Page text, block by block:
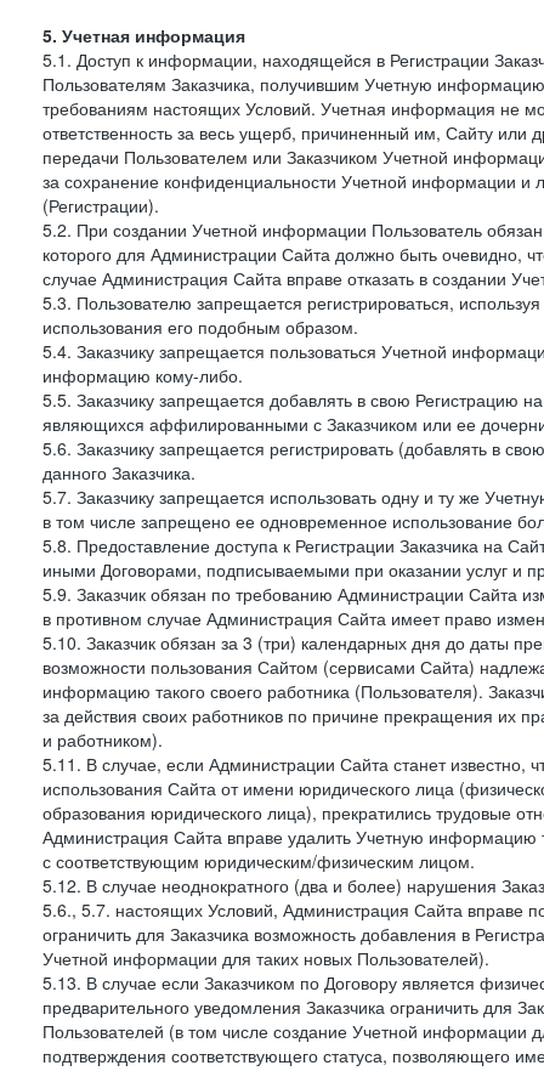
5. Учетная информация
5.1. Доступ к информации, находящейся в Регистрации
Пользователям Заказчика, получившим Учетную
требованиям настоящих Условий. Учетная информация не
ответственность за весь ущерб, причиненный им, Сайту
передачи Пользователем или Заказчиком Учетной
за сохранение конфиденциальности Учетной информации
(Регистрации).
5.2. При создании Учетной информации Пользователь
которого для Администрации Сайта должно быть очевидно,
случае Администрация Сайта вправе отказать в создании
5.3. Пользователю запрещается регистрироваться,
использования его подобным образом.
5.4. Заказчику запрещается пользоваться Учетной
информацию кому-либо.
5.5. Заказчику запрещается добавлять в свою Регистрацию
являющихся аффилированными с Заказчиком или ее
5.6. Заказчику запрещается регистрировать (добавлять в
данного Заказчика.
5.7. Заказчику запрещается использовать одну и ту же
в том числе запрещено ее одновременное использование
5.8. Предоставление доступа к Регистрации Заказчика на
иными Договорами, подписываемыми при оказании услуг и
5.9. Заказчик обязан по требованию Администрации Сайта
в противном случае Администрация Сайта имеет право
5.10. Заказчик обязан за 3 (три) календарных дня до даты
возможности пользования Сайтом (сервисами Сайта)
информацию такого своего работника (Пользователя).
за действия своих работников по причине прекращения их
и работником).
5.11. В случае, если Администрации Сайта станет
использования Сайта от имени юридического лица
образования юридического лица), прекратились трудовые
Администрация Сайта вправе удалить Учетную информацию
с соответствующим юридическим/физическим лицом.
5.12. В случае неоднократного (два и более) нарушения
5.6., 5.7. настоящих Условий, Администрация Сайта вправе
ограничить для Заказчика возможность добавления в
Учетной информации для таких новых Пользователей).
5.13. В случае если Заказчиком по Договору является
предварительного уведомления Заказчика ограничить для
Пользователей (в том числе создание Учетной информации
подтверждения соответствующего статуса, позволяющего